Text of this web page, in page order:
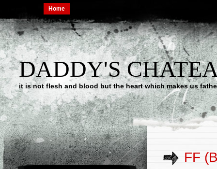
Home
DADDY'S
it is not flesh and blood but the heart which makes us
FF